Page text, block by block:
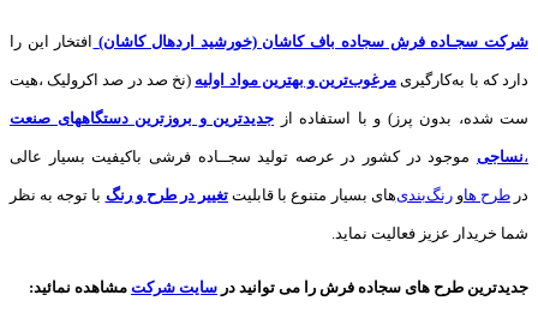
شرکت سجـاده فرش سجاده باف کاشان (خورشید اردهال کاشان) افتخار این را
دارد که با به‌کارگیری مرغوب‌ترین و بهترین مواد اولیه (نخ صد در صد اکرولیک ،هیت
ست شده، بدون پرز) و با استفاده از جدیدترین و بروزترین دستگاههای صنعت
نساجی، موجود در کشور در عرصه تولید سجــاده فرشی باکیفیت بسیار عالی
درطرح هاو
رنگ‌بندی‌ های بسیار متنوع با قابلیت تغییر در طرح و رنگ با توجه به نظر
شما خریدار عزیز فعالیت نماید.
جدیدترین طرح های سجاده فرش را می توانید در سایت شرکت مشاهده نمائید: